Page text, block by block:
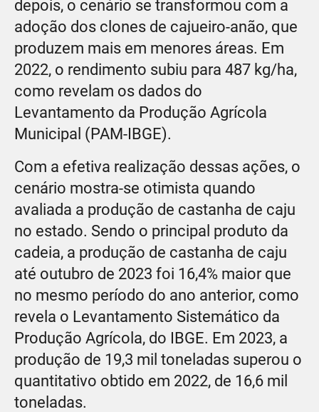
depois, o cenário se transformou com a
adoção dos clones de cajueiro-anão, que
produzem mais em menores áreas. Em
2022, o rendimento subiu para 487 kg/ha,
como revelam os dados do
Levantamento da Produção Agrícola
Municipal (PAM-IBGE).
Com a efetiva realização dessas ações, o
cenário mostra-se otimista quando
avaliada a produção de castanha de caju
no estado. Sendo o principal produto da
cadeia, a produção de castanha de caju
até outubro de 2023 foi 16,4% maior que
no mesmo período do ano anterior, como
revela o Levantamento Sistemático da
Produção Agrícola, do IBGE. Em 2023, a
produção de 19,3 mil toneladas superou o
quantitativo obtido em 2022, de 16,6 mil
toneladas.